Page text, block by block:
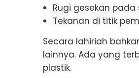
Rugi gesekan
Tekanan di titik
Secara lahiriah
lainnya. Ada yang
plastik.